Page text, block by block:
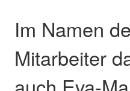
Im Namen
Mitarbeiter